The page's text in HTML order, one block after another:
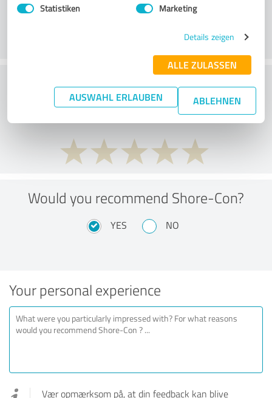
Statistiken Marketing
Details zeigen
ALLE ZULASSEN
AUSWAHL ERLAUBEN ABLEHNEN
Hvad synes du om forholdet mellem pris
og ydelse?
Would you recommend Shore-Con?
YES NO
Your personal experience
Vær opmærksom på, at din feedback kan blive